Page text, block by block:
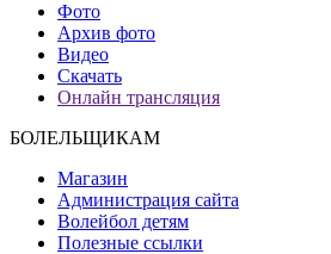
Фото
Архив фото
Видео
Скачать
Онлайн трансляция
БОЛЕЛЬЩИКАМ
Магазин
Администрация сайта
Волейбол детям
Полезные ссылки